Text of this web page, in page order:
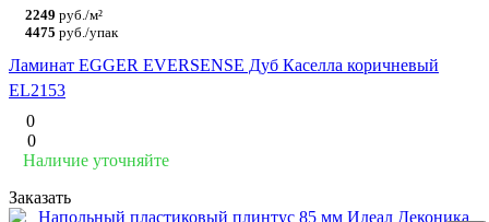
2249 руб./м²
4475 руб./упак
Ламинат EGGER EVERSENSE Дуб Каселла коричневый
EL2153
0
0
Наличие уточняйте
Заказать